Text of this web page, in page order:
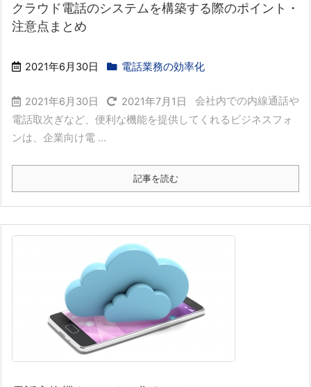
クラウド電話のシステムを構築する際のポイント・
注意点まとめ
2021年6月30日 電話業務の効率化
2021年6月30日 2021年7月1日
会社内での内線通話や
電話取次ぎなど、便利な機能を提供してくれるビジネスフォ
ンは、企業向け電 ...
記事を読む